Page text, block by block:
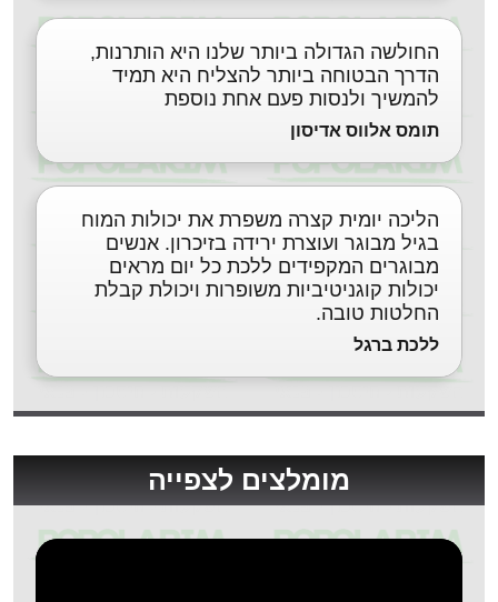
החולשה הגדולה ביותר שלנו היא הותרנות,
הדרך הבטוחה ביותר להצליח היא תמיד
להמשיך ולנסות פעם אחת נוספת
תומס אלווס אדיסון
הליכה יומית קצרה משפרת את יכולות המוח
בגיל מבוגר ועוצרת ירידה בזיכרון. אנשים
מבוגרים המקפידים ללכת כל יום מראים
יכולות קוגניטיביות משופרות ויכולת קבלת
החלטות טובה.
ללכת ברגל
מומלצים לצפייה